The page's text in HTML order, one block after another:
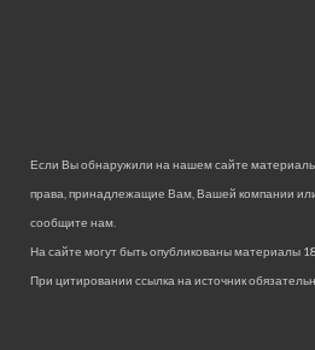
Если Вы обнаружили на нашем сайте
права, принадлежащие Вам, Вашей компании
сообщите нам.
На сайте могут быть опубликованы материалы
При цитировании ссылка на источник